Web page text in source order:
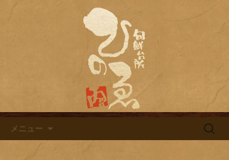
名古屋市栄にある居酒屋「旬鮮
台所ひのゑ」のブログ
名古屋市栄にある居酒屋「旬鮮台所ひ
のゑ（ひのえ）」。豊富な焼酎と海鮮
料理を中心とした、お酒に合う肴を楽
しめるお店です。季節で変わるおすす
めメニューや日替わりランチの新着情
報を随時更新中。
メニュー
検